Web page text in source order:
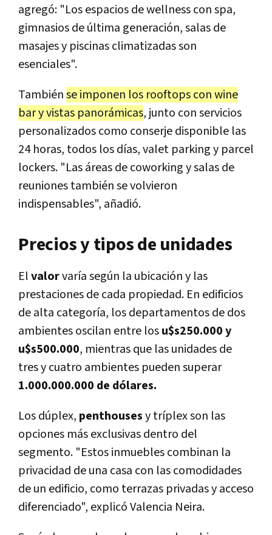
agregó: "Los espacios de wellness con spa,
gimnasios de última generación, salas de
masajes y piscinas climatizadas son
esenciales".
Tambiénse imponen los rooftops con wine
bar y vistas panorámicas, junto con servicios
personalizados como conserje disponible las
24 horas, todos los días, valet parking y parcel
lockers. "Las áreas de coworking y salas de
reuniones también se volvieron
indispensables", añadió.
Precios y tipos de unidades
Elvalorvaría según la ubicación y las
prestaciones de cada propiedad. En edificios
de alta categoría, los departamentos de dos
ambientes oscilan entre losu$s250.000 y
u$s500.000, mientras que las unidades de
tres y cuatro ambientes pueden superar
1.000.000.000 de dólares.
Los dúplex, penthousesy tríplex son las
opciones más exclusivas dentro del
segmento. "Estos inmuebles combinan la
privacidad de una casa con las comodidades
de un edificio, como terrazas privadas y acceso
diferenciado", explicó Valencia Neira.